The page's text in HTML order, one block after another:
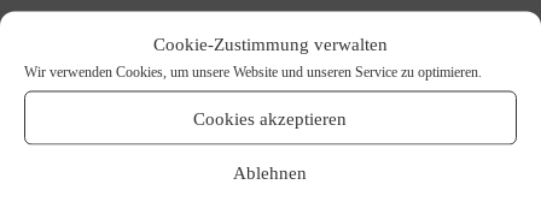
Cookie-Zustimmung verwalten
Wir verwenden Cookies, um unsere Website und unseren Service zu optimieren.
Cookies akzeptieren
Ablehnen